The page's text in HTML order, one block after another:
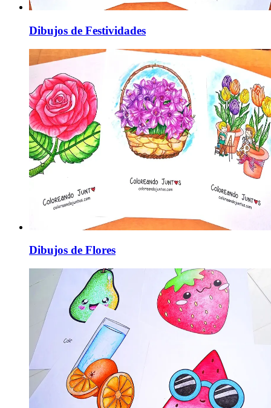
Dibujos de Festividades
Dibujos de Flores